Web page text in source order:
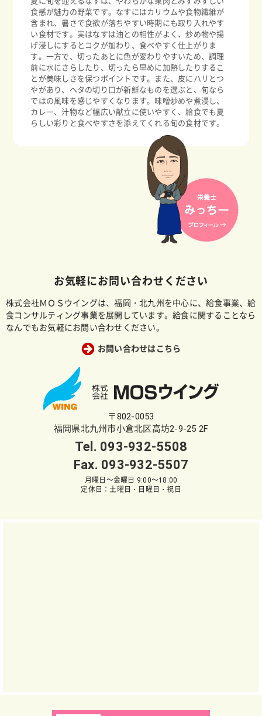
食感が魅力の野菜です。なすにはカリウムや食物繊維が
含まれ、暑さで食欲が落ちやすい時期にも取り入れやす
い食材です。実はなすは油との相性がよく、炒め物や揚
げ浸しにするとコクが加わり、食べやすく仕上がりま
す。一方で、切ったあとに色が変わりやすいため、調理
前に水にさらしたり、切ったら早めに加熱したりするこ
とが美味しさを保つポイントです。また、皮にハリとつ
やがあり、ヘタの切り口が新鮮なものを選ぶと、旬なら
ではの風味を感じやすくなります。味噌炒めや煮浸し、
カレー、汁物など幅広い献立に使いやすく、給食でも夏
らしい彩りと食べやすさを添えてくれる旬の食材です。
お気軽にお問い合わせください
株式会社ＭＯＳウイングは、福岡・北九州を中心に、給食事業、給
食コンサルティング事業を展開しています。給食に関することなら
なんでもお気軽にお問い合わせください。
お問い合わせはこちら
〒802-0053
福岡県北九州市小倉北区高坊2-9-25 2F
Tel. 093-932-5508
Fax. 093-932-5507
月曜日～金曜日 9:00～18:00
定休日：土曜日・日曜日・祝日